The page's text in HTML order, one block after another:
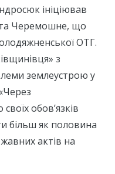
ініціював
та Черемошне, що
ОТГ.
з
землеустрою у
обов’язків
більш як половина
актів на